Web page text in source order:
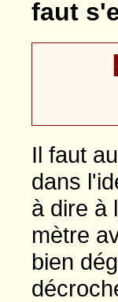
faut
Il faut
dans
à dire à
mètre
bien